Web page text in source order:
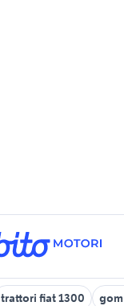
trattori fiat 1300